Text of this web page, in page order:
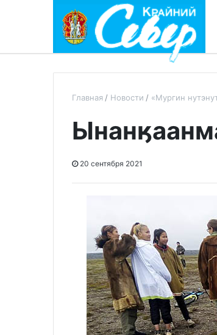
Главная Новости «Мургин
20 сентября 2021